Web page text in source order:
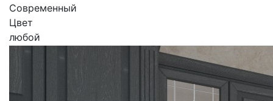
Современный
Цвет
любой